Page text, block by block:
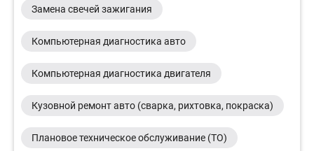
Замена свечей зажигания
Компьютерная диагностика авто
Компьютерная диагностика двигателя
Кузовной ремонт авто (сварка, рихтовка, покраска)
Плановое техническое обслуживание (ТО)